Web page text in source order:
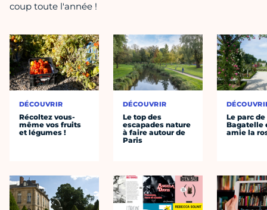
coup toute l'année !
DÉCOUVRIR
Récoltez vous-
même vos fruits
et légumes !
DÉCOUVRIR
Le top des
escapades nature
à faire autour de
Paris
Le parc de
Bagatelle
amie la